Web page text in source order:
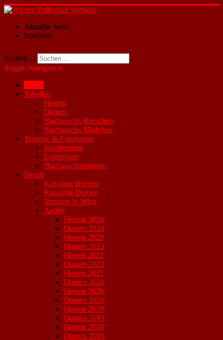
Aktuelle Seite:
Startseite
Suchen ...
Toggle Navigation
Tabellen
Herren
Damen
Nachwuchs Burschen
Nachwuchs Mädchen
Termine & Ergebnisse
Spieltermine
Ergebnisse
Nachwuchsturniere
Beach
Rangliste Herren
Rangliste Damen
Turniere in Wien
Archiv
Herren 2024
Damen 2024
Herren 2023
Damen 2023
Herren 2022
Damen 2022
Herren 2021
Damen 2021
Herren 2020
Damen 2020
Herren 2019
Damen 2019
Herren 2018
Damen 2018